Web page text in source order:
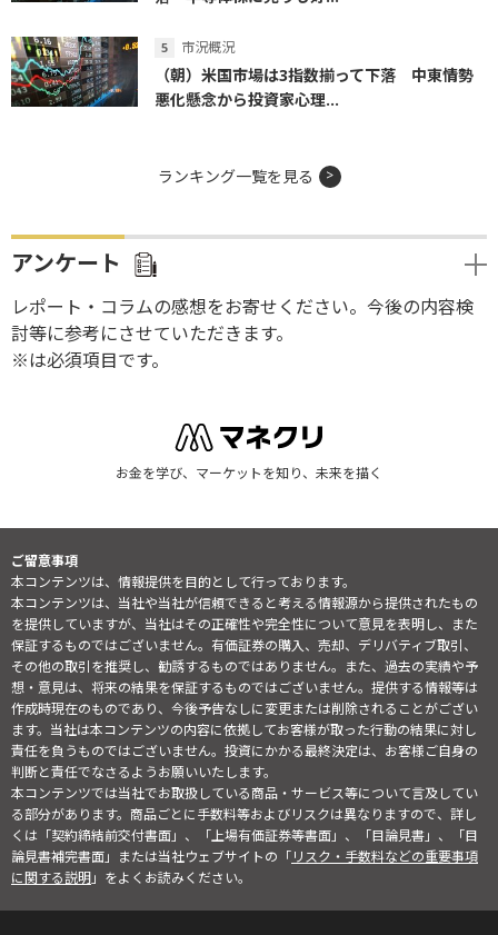
市況概況
（朝）米国市場は3指数揃って下落 中東情勢
悪化懸念から投資家心理...
ランキング一覧を見る
アンケート
レポート・コラムの感想をお寄せください。今後の内容検
討等に参考にさせていただきます。
※は必須項目です。
お金を学び、マーケットを知り、未来を描く
ご留意事項
本コンテンツは、情報提供を目的として行っております。
本コンテンツは、当社や当社が信頼できると考える情報源から提供されたもの
を提供していますが、当社はその正確性や完全性について意見を表明し、また
保証するものではございません。有価証券の購入、売却、デリバティブ取引、
その他の取引を推奨し、勧誘するものではありません。また、過去の実績や予
想・意見は、将来の結果を保証するものではございません。提供する情報等は
作成時現在のものであり、今後予告なしに変更または削除されることがござい
ます。当社は本コンテンツの内容に依拠してお客様が取った行動の結果に対し
責任を負うものではございません。投資にかかる最終決定は、お客様ご自身の
判断と責任でなさるようお願いいたします。
本コンテンツでは当社でお取扱している商品・サービス等について言及してい
る部分があります。商品ごとに手数料等およびリスクは異なりますので、詳し
くは「契約締結前交付書面」、「上場有価証券等書面」、「目論見書」、「目
論見書補完書面」または当社ウェブサイトの「リスク・手数料などの重要事項
に関する説明」をよくお読みください。